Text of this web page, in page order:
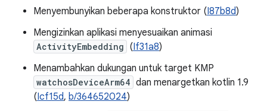
Menyembunyikan beberapa konstruktor (I87b8d)
Mengizinkan aplikasi menyesuaikan animasi
ActivityEmbedding (If31a8)
Menambahkan dukungan untuk target KMP
watchosDeviceArm64 dan menargetkan kotlin 1.9
(Icf15d, b/364652024)